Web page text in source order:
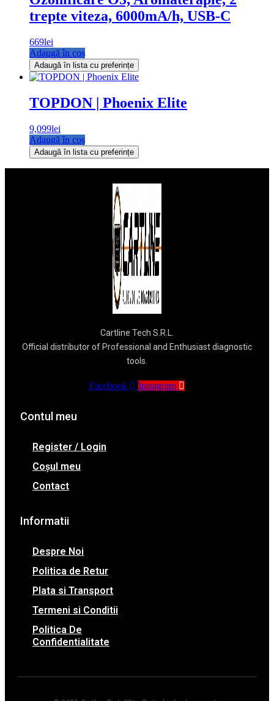
trepte viteza, 6000mA/h, USB-C
669lei
Adaugă în coș
Adaugă în lista cu preferințe
TOPDON | Phoenix Elite
9,099lei
Adaugă în coș
Adaugă în lista cu preferințe
Cartline Tech S.R.L.
Official distributor of Professional and Enthusiast diagnostic
tools.
Facebook Instagram
Contul meu
Register / Login
Coșul meu
Contact
Informatii
Despre Noi
Politica de Retur
Plata si Transport
Termeni si Conditii
Politica De
Confidentialitate